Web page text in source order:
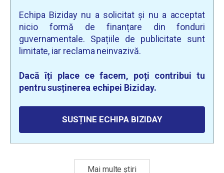
Echipa Biziday nu a solicitat și nu a acceptat
nicio formă de finanțare din fonduri
guvernamentale. Spațiile de publicitate sunt
limitate, iar reclama neinvazivă.
Dacă îți place ce facem, poți contribui tu
pentru susținerea echipei Biziday.
SUSȚINE ECHIPA BIZIDAY
Mai multe știri